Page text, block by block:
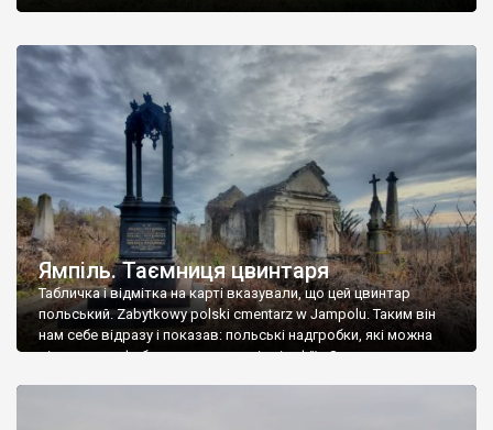
Ямпіль. Таємниця цвинтаря
Табличка і відмітка на карті вказували, що цей цвинтар
польський. Zabytkowy polski cmentarz w Jampolu. Таким він
нам себе відразу і показав: польські надгробки, які можна
віднести до фабричних, польські епітафії… Загалом цвинтар